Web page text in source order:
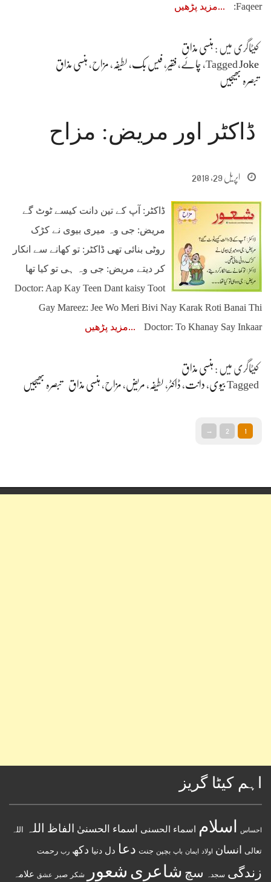
Faqeer:
مزید پڑھیں
کیٹاگری میں : ہنسی مذاق
Tagged Joke ، چائے ، فقیر ، فیس بک، لطیفہ ، مزاح، ہنسی مذاق
تبصرہ بھیجیں
ڈاکٹر اور مریض: مزاح
اپریل 29, 2018
ڈاکٹر: آپ کے تین دانت کیسے ٹوٹ گے
مریض: جی وہ میری بیوی نے کڑک
روٹی بنائی تھی ڈاکٹر: تو کھانے سے انکار
کر دیتے مریض: جی وہ ہی تو کیا تھا
Doctor: Aap Kay Teen Dant kaisy Toot
Gay Mareez: Jee Wo Meri Bivi Nay Karak Roti Banai Thi
Doctor: To Khanay Say Inkaar
مزید پڑھیں
کیٹاگری میں : ہنسی مذاق
Taggedبیوی، دانت، ڈاکٹر ، لطیفہ ، مریض، مزاح، ہنسی مذاق تبصرہ بھیجیں
1
2
→
اہم کیٹا گریز
احساس اسلام اسماء الحسنى اسماء الحسنیٰ الفاظ اللہ اللہ
تعالی انسان اولاد ایمان باپ بچپن جنت دعا دل دنیا دکھ رب رحمت
زندگی سجدہ سچ شاعری شعور شکر صبر عشق علامہ